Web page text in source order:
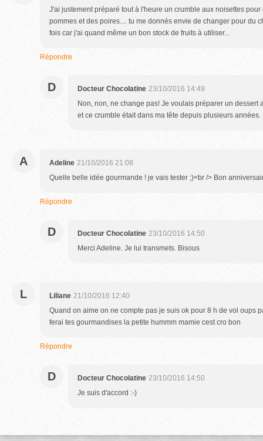
J'ai justement préparé tout à l'heure un crumble aux noisettes
pommes et des poires.... tu me donnés envie de changer pour du
fois car j'ai quand même un bon stock de fruits à utiliser...
Répondre
D Docteur Chocolatine 23/10/2016 14:49
Non, non, ne change pas! Je voulais préparer un dessert
et ce crumble était dans ma tête depuis plusieurs
A Adeline 21/10/2016 21:08
Quelle belle idée gourmande ! je vais tester ;)<br /> Bon
Répondre
D Docteur Chocolatine 23/10/2016 14:50
Merci Adeline. Je lui transmets. Bisous
L Liliane 21/10/2016 12:40
Quand on aime on ne compte pas je suis ok pour 8 h de vol oups
ferai tes gourmandises la petite hummm mamie cest cro bon
Répondre
D Docteur Chocolatine 23/10/2016 14:50
Je suis d'accord :-)